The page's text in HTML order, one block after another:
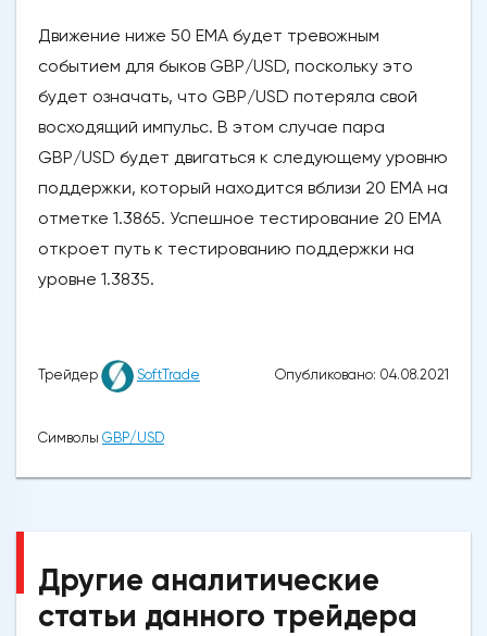
Движение ниже 50 EMA будет тревожным
событием для быков GBP/USD, поскольку это
будет означать, что GBP/USD потеряла свой
восходящий импульс. В этом случае пара
GBP/USD будет двигаться к следующему уровню
поддержки, который находится вблизи 20 ЕМА на
отметке 1.3865. Успешное тестирование 20 ЕМА
откроет путь к тестированию поддержки на
уровне 1.3835.
Трейдер SoftTrade Опубликовано: 04.08.2021
Символы GBP/USD
Другие аналитические
статьи данного трейдера